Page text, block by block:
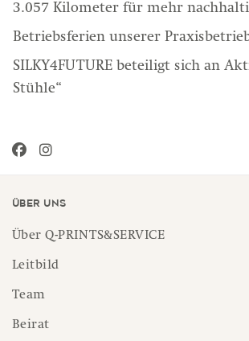
3.057 Kilometer für mehr
Betriebsferien unserer
SILKY4FUTURE beteiligt sich an
Stühle“
Über uns
Über Q-PRINTS&SERVICE
Leitbild
Team
Beirat